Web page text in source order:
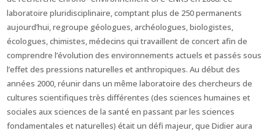
laboratoire pluridisciplinaire, comptant plus de 250 permanents
aujourd’hui, regroupe géologues, archéologues, biologistes,
écologues, chimistes, médecins qui travaillent de concert afin de
comprendre l’évolution des environnements actuels et passés sous
l’effet des pressions naturelles et anthropiques. Au début des
années 2000, réunir dans un même laboratoire des chercheurs de
cultures scientifiques très différentes (des sciences humaines et
sociales aux sciences de la santé en passant par les sciences
fondamentales et naturelles) était un défi majeur, que Didier aura